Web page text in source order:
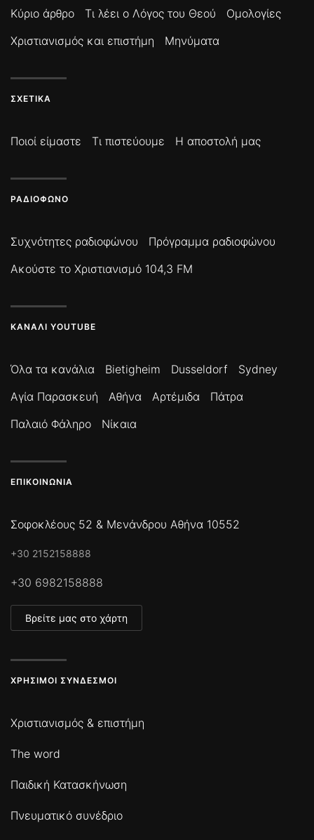
Κύριο άρθρο Τι λέει ο Λόγος του Θεού
Ομολογίες
Χριστιανισμός και επιστήμη
Μηνύματα
ΣΧΕΤΙΚΆ
Ποιοί είμαστε Τι πιστεύουμε Η αποστολή μας
ΡΑΔΙΌΦΩΝΟ
Συχνότητες ραδιοφώνου
Πρόγραμμα ραδιοφώνου
Ακούστε το Χριστιανισμό 104,3 FM
ΚΑΝΆΛΙ YOUTUBE
Όλα τα κανάλια Bietigheim Dusseldorf
Sydney
Αγία Παρασκευή
Αθήνα Αρτέμιδα
Πάτρα
Παλαιό Φάληρο
Νίκαια
ΕΠΙΚΟΙΝΩΝΊΑ
Σοφοκλέους 52 & Μενάνδρου Αθήνα 10552
+30 2152158888
+30 6982158888
Βρείτε μας στο χάρτη
ΧΡΉΣΙΜΟΙ ΣΎΝΔΕΣΜΟΙ
Χριστιανισμός & επιστήμη
The word
Παιδική Κατασκήνωση
Πνευματικό συνέδριο